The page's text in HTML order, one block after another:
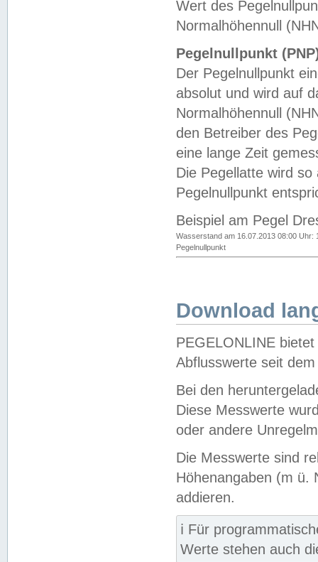
Wert des
Normalhöhennull
Pegelnullpunkt
Der Pegelnullpunkt
absolut und wird auf
Normalhöhennull
den Betreiber des
eine lange Zeit
Die Pegellatte wird
Pegelnullpunkt
Beispiel am Pegel
Wasserstand am 16.07.2013 08:00 Uhr:
Pegelnullpunkt
Download
PEGELONLINE
Abflusswerte seit
Bei den
Diese Messwerte
oder andere
Die Messwerte sind
Höhenangaben (m ü.
addieren.
ℹ️ Für
Werte stehen auch